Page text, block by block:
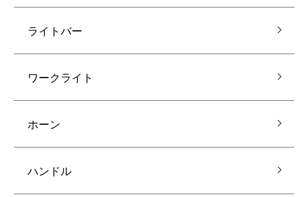
ライトバー
ワークライト
ホーン
ハンドル